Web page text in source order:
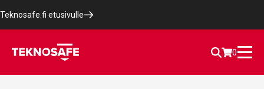
Teknosafe.fi etusivulle
0